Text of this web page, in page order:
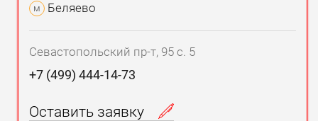
м Беляево
Севастопольский пр-т, 95 с. 5
+7 (499) 444-14-73
Оставить заявку